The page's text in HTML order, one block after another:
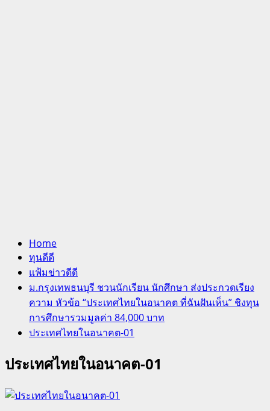
Home
ทุนดีดี
แฟ้มข่าวดีดี
ม.กรุงเทพธนบุรี ชวนนักเรียน นักศึกษา ส่งประกวดเรียง
ความ หัวข้อ “ประเทศไทยในอนาคต ที่ฉันฝันเห็น” ชิงทุน
การศึกษารวมมูลค่า 84,000 บาท
ประเทศไทยในอนาคต-01
ประเทศไทยในอนาคต-01